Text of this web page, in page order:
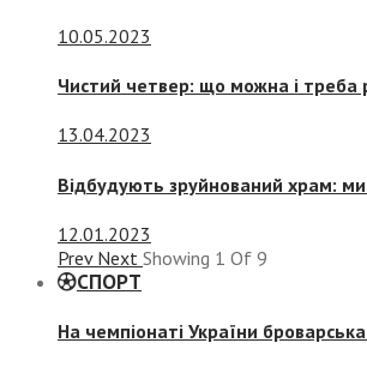
10.05.2023
Чистий четвер: що можна і треба
13.04.2023
Відбудують зруйнований храм:
12.01.2023
Prev Next Showing 1 Of 9
СПОРТ
На чемпіонаті України